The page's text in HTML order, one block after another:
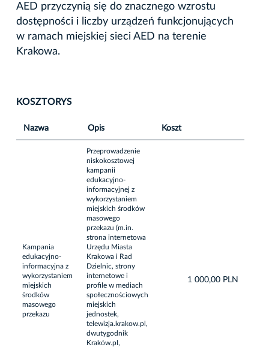
AED przyczynią się do znacznego wzrostu
dostępności i liczby urządzeń funkcjonujących
w ramach miejskiej sieci AED na terenie
Krakowa.
KOSZTORYS
Nazwa Opis Koszt
Kampania
edukacyjno-
informacyjna z
wykorzystaniem
miejskich
środków
masowego
przekazu
Przeprowadzenie
niskokosztowej
kampanii
edukacyjno-
informacyjnej z
wykorzystaniem
miejskich środków
masowego
przekazu (m.in.
strona internetowa
Urzędu Miasta
Krakowa i Rad
Dzielnic, strony
internetowe i
profile w mediach
społecznościowych
miejskich
jednostek,
telewizja.krakow.pl,
dwutygodnik
Kraków.pl,
1 000,00 PLN